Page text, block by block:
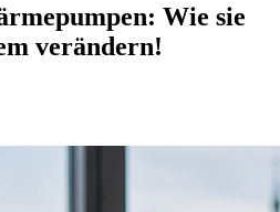
Wie sie
verändern!